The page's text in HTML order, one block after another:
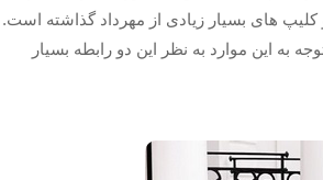
های بسیار زیادی از مهرداد گذاشته است.
این موارد به نظر این دو رابطه بسیار